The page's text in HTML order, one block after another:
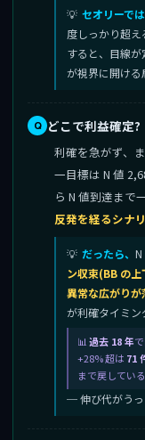
セオリーでは
度しっかり超え
すると、目線
が視界に開ける
どこで利益確定?
利確を急がず、
一目標は N 値
ら N 値到達まで
反発を経るシナ
だったら、
ン収束(BB の
異常な広がりが
が利確タイミン
過去 18 年
+28% 超は 71
まで戻してい
─ 伸び代がうっ